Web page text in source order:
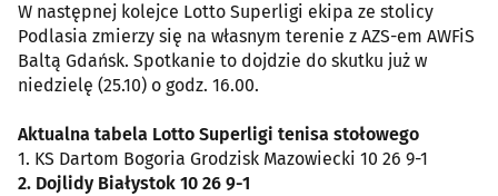
W następnej kolejce Lotto Superligi ekipa ze stolicy
Podlasia zmierzy się na własnym terenie z AZS-em AWFiS
Baltą Gdańsk. Spotkanie to dojdzie do skutku już w
niedzielę (25.10) o godz. 16.00.
Aktualna tabela Lotto Superligi tenisa stołowego
1. KS Dartom Bogoria Grodzisk Mazowiecki 10 26 9-1
2. Dojlidy Białystok 10 26 9-1